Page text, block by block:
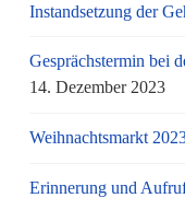
Instandsetzung der
Gesprächstermin bei
14. Dezember 2023
Weihnachtsmarkt
Erinnerung und